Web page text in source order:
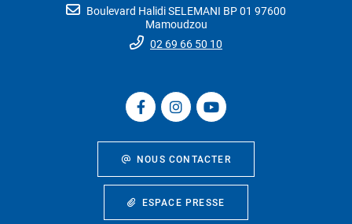
Boulevard Halidi SELEMANI BP 01 97600
Mamoudzou
02 69 66 50 10
NOUS CONTACTER
ESPACE PRESSE